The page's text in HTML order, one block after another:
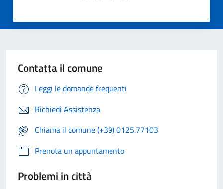
Contatta il comune
Leggi le domande frequenti
Richiedi Assistenza
Chiama il comune (+39) 0125.77103
Prenota un appuntamento
Problemi in città